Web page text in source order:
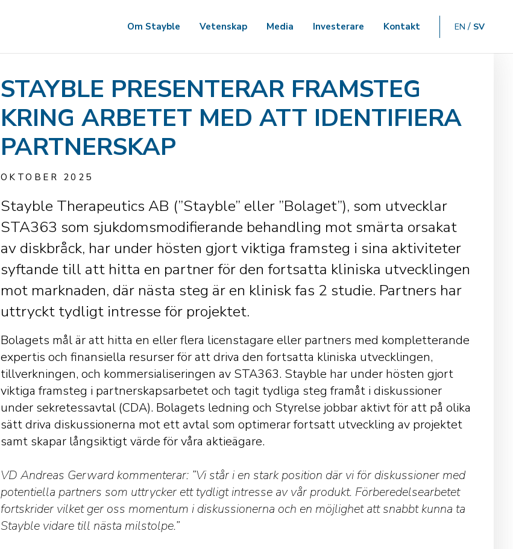
Om Stayble Vetenskap Media Investerare Kontakt EN SV
STAYBLE PRESENTERAR FRAMSTEG
KRING ARBETET MED ATT IDENTIFIERA
PARTNERSKAP
OKTOBER 2025
Stayble Therapeutics AB (”Stayble” eller ”Bolaget”), som utvecklar
STA363 som sjukdomsmodifierande behandling mot smärta orsakat
av diskbråck, har under hösten gjort viktiga framsteg i sina aktiviteter
syftande till att hitta en partner för den fortsatta kliniska utvecklingen
mot marknaden, där nästa steg är en klinisk fas 2 studie. Partners har
uttryckt tydligt intresse för projektet.
Bolagets mål är att hitta en eller flera licenstagare eller partners med kompletterande
expertis och finansiella resurser för att driva den fortsatta kliniska utvecklingen,
tillverkningen, och kommersialiseringen av STA363. Stayble har under hösten gjort
viktiga framsteg i partnerskapsarbetet och tagit tydliga steg framåt i diskussioner
under sekretessavtal (CDA). Bolagets ledning och Styrelse jobbar aktivt för att på olika
sätt driva diskussionerna mot ett avtal som optimerar fortsatt utveckling av projektet
samt skapar långsiktigt värde för våra aktieägare.
VD Andreas Gerward kommenterar: ”Vi står i en stark position där vi för diskussioner med
potentiella partners som uttrycker ett tydligt intresse av vår produkt. Förberedelsearbetet
fortskrider vilket ger oss momentum i diskussionerna och en möjlighet att snabbt kunna ta
Stayble vidare till nästa milstolpe.”